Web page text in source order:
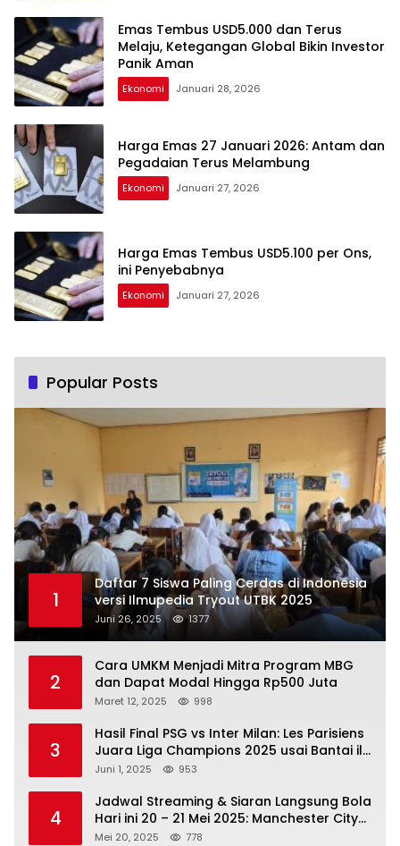
Emas Tembus USD5.000 dan Terus
Melaju, Ketegangan Global Bikin Investor
Panik Aman
Ekonomi Januari 28, 2026
Harga Emas 27 Januari 2026: Antam dan
Pegadaian Terus Melambung
Ekonomi Januari 27, 2026
Harga Emas Tembus USD5.100 per Ons,
ini Penyebabnya
Ekonomi Januari 27, 2026
Popular Posts
1
Daftar 7 Siswa Paling Cerdas di Indonesia
versi Ilmupedia Tryout UTBK 2025
Juni 26, 2025 1377
2
Cara UMKM Menjadi Mitra Program MBG
dan Dapat Modal Hingga Rp500 Juta
Maret 12, 2025 998
3
Hasil Final PSG vs Inter Milan: Les Parisiens
Juara Liga Champions 2025 usai Bantai il
Nerazzurri
Juni 1, 2025 953
4
Jadwal Streaming & Siaran Langsung Bola
Hari ini 20 – 21 Mei 2025: Manchester City
vs Bournemouth
Mei 20, 2025 778